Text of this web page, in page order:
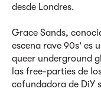
desde Londres.
Grace Sands,
escena rave 90s' es
queer underground
las free-parties de
cofundadora de DiY